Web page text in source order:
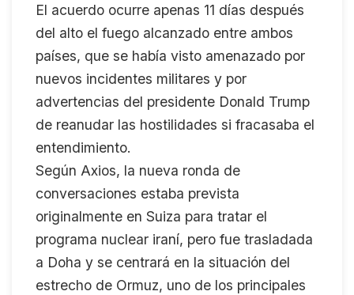
El acuerdo ocurre apenas 11 días después
del alto el fuego alcanzado entre ambos
países, que se había visto amenazado por
nuevos incidentes militares y por
advertencias del presidente Donald Trump
de reanudar las hostilidades si fracasaba el
entendimiento.
Según Axios, la nueva ronda de
conversaciones estaba prevista
originalmente en Suiza para tratar el
programa nuclear iraní, pero fue trasladada
a Doha y se centrará en la situación del
estrecho de Ormuz, uno de los principales